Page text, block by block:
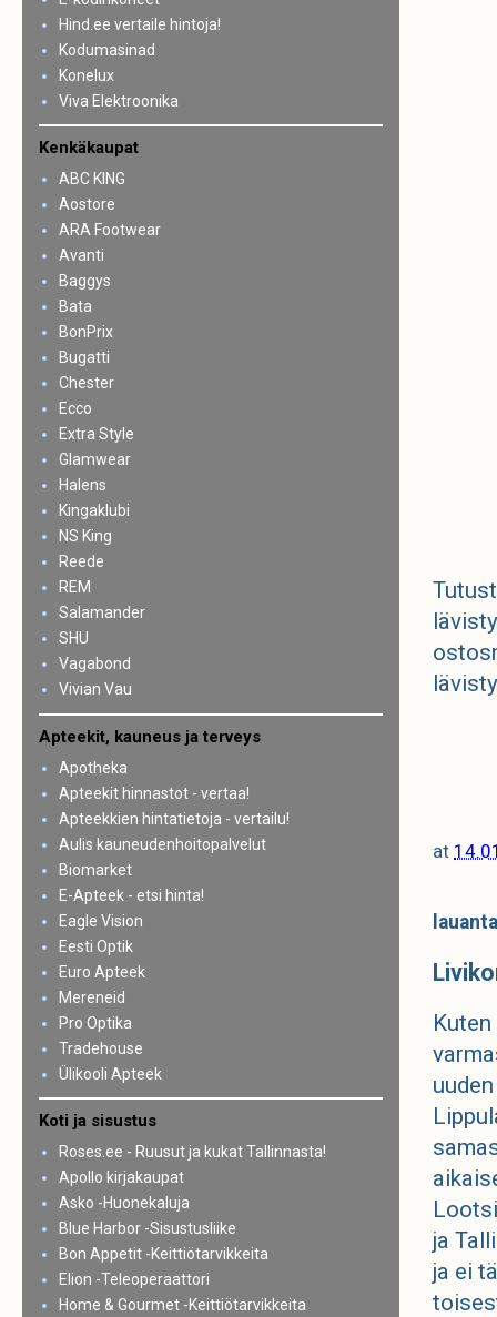
at
ja
ja ei
Hind.ee vertaile hintoja!
Kodumasinad
Konelux
Viva Elektroonika
Kenkäkaupat
ABC KING
Aostore
ARA Footwear
Avanti
Baggys
Bata
BonPrix
Bugatti
Chester
Ecco
Extra Style
Glamwear
Halens
Kingaklubi
NS King
Reede
REM
Salamander
SHU
Vagabond
Vivian Vau
Apteekit, kauneus ja terveys
Apotheka
Apteekit hinnastot - vertaa!
Apteekkien hintatietoja - vertailu!
Aulis kauneudenhoitopalvelut
Biomarket
E-Apteek - etsi hinta!
Eagle Vision
Eesti Optik
Euro Apteek
Mereneid
Pro Optika
Tradehouse
Ülikooli Apteek
Koti ja sisustus
Roses.ee - Ruusut ja kukat Tallinnasta!
Apollo kirjakaupat
Asko -Huonekaluja
Blue Harbor -Sisustusliike
Bon Appetit -Keittiötarvikkeita
Elion -Teleoperaattori
Home & Gourmet -Keittiötarvikkeita